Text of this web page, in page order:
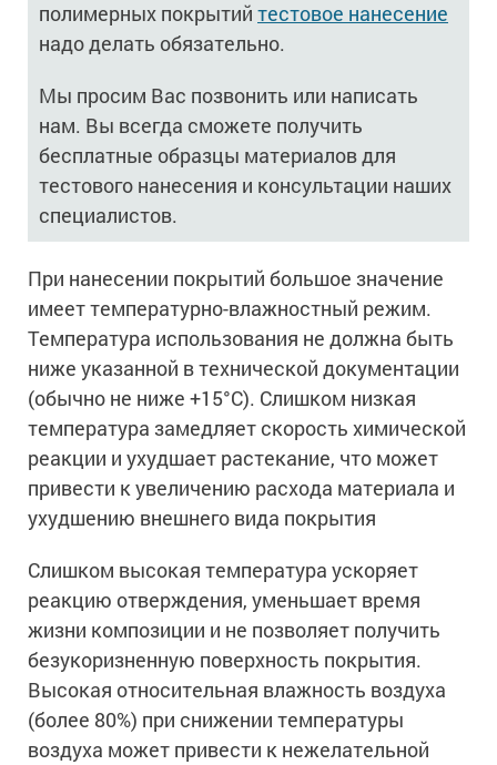
полимерных покрытий тестовое нанесение
надо делать обязательно.
Мы просим Вас позвонить или написать
нам. Вы всегда сможете получить
бесплатные образцы материалов для
тестового нанесения и консультации наших
специалистов.
При нанесении покрытий большое значение
имеет температурно-влажностный режим.
Температура использования не должна быть
ниже указанной в технической документации
(обычно не ниже +15°С). Слишком низкая
температура замедляет скорость химической
реакции и ухудшает растекание, что может
привести к увеличению расхода материала и
ухудшению внешнего вида покрытия
Слишком высокая температура ускоряет
реакцию отверждения, уменьшает время
жизни композиции и не позволяет получить
безукоризненную поверхность покрытия.
Высокая относительная влажность воздуха
(более 80%) при снижении температуры
воздуха может привести к нежелательной